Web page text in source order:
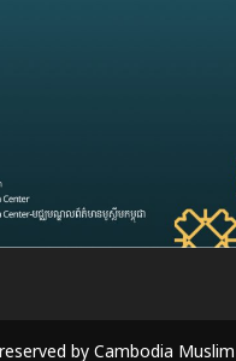
by Cambodia